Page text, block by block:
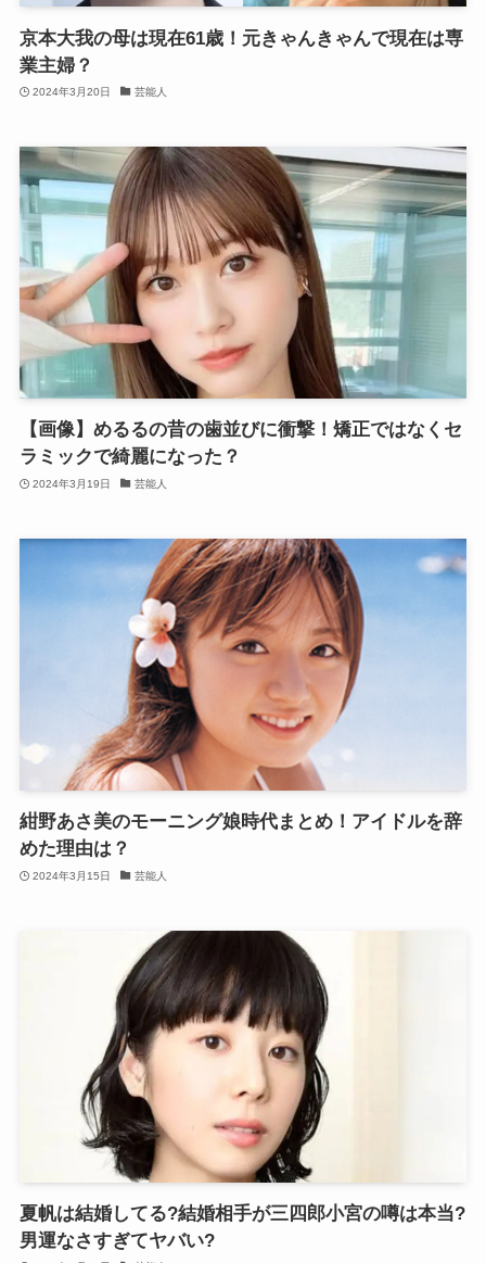
京本大我の母は現在61歳！元きゃんきゃんで現在は専
業主婦？
2024年3月20日 芸能人
【画像】めるるの昔の歯並びに衝撃！矯正ではなくセ
ラミックで綺麗になった？
2024年3月19日 芸能人
紺野あさ美のモーニング娘時代まとめ！アイドルを辞
めた理由は？
2024年3月15日 芸能人
夏帆は結婚してる?結婚相手が三四郎小宮の噂は本当?
男運なさすぎてヤバい?